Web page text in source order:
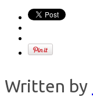
Written by